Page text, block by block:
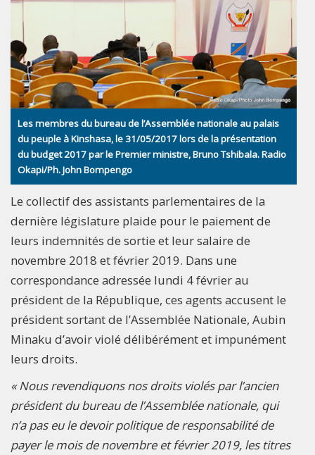
Les membres du bureau de l’Assemblée nationale au palais
du peuple à Kinshasa, le 31/05/2017 lors de la présentation
du budget 2017 par le Premier ministre, Bruno Tshibala. Radio
Okapi/Ph. John Bompengo
Le collectif des assistants parlementaires de la
dernière législature plaide pour le paiement de
leurs indemnités de sortie et leur salaire de
novembre 2018 et février 2019. Dans une
correspondance adressée lundi 4 février au
président de la République, ces agents accusent le
président sortant de l’Assemblée Nationale, Aubin
Minaku d’avoir violé délibérément et impunément
leurs droits.
« Nous revendiquons nos droits violés par l’ancien
président du bureau de l’Assemblée nationale, qui
n’a pas eu le devoir politique de responsabilité de
payer le mois de novembre et février 2019, les titres